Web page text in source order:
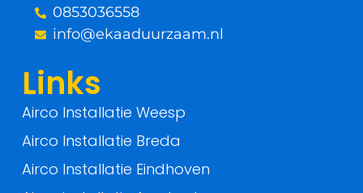
-
0853036558
info@ekaaduurzaam.nl
Links
Airco Installatie Weesp
Airco Installatie Breda
Airco Installatie Eindhoven